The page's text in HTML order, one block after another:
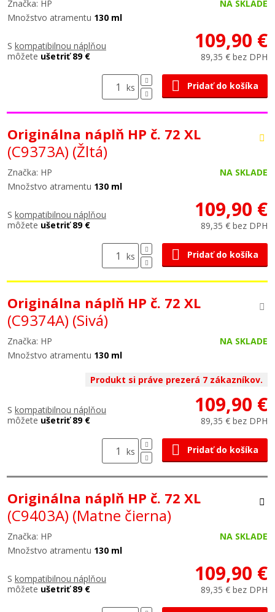
Značka: HP
NA SKLADE
Množstvo atramentu 130 ml
S kompatibilnou náplňou
môžete ušetriť 89 €
109,90 €
89,35 € bez DPH
ks Pridať do košíka
Originálna náplň HP č. 72 XL
(C9373A) (Žltá)
Značka: HP
NA SKLADE
Množstvo atramentu 130 ml
S kompatibilnou náplňou
môžete ušetriť 89 €
109,90 €
89,35 € bez DPH
ks Pridať do košíka
Originálna náplň HP č. 72 XL
(C9374A) (Sivá)
Značka: HP
NA SKLADE
Množstvo atramentu 130 ml
Produkt si práve prezerá 7 zákazníkov.
S kompatibilnou náplňou
môžete ušetriť 89 €
109,90 €
89,35 € bez DPH
ks Pridať do košíka
Originálna náplň HP č. 72 XL
(C9403A) (Matne čierna)
Značka: HP
NA SKLADE
Množstvo atramentu 130 ml
S kompatibilnou náplňou
môžete ušetriť 89 €
109,90 €
89,35 € bez DPH